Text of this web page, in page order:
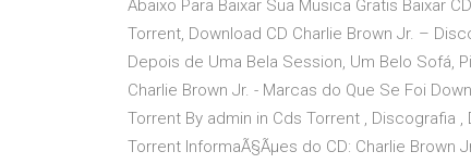
Abaixo Para Baixar Sua Musica Gratis Baixar
Torrent, Download CD Charlie Brown Jr. –
Depois de Uma Bela Session, Um Belo Sofá,
Charlie Brown Jr. - Marcas do Que Se Foi
Torrent By admin in Cds Torrent , Discografia
Torrent InformaÃ§Ãµes do CD: Charlie Brown